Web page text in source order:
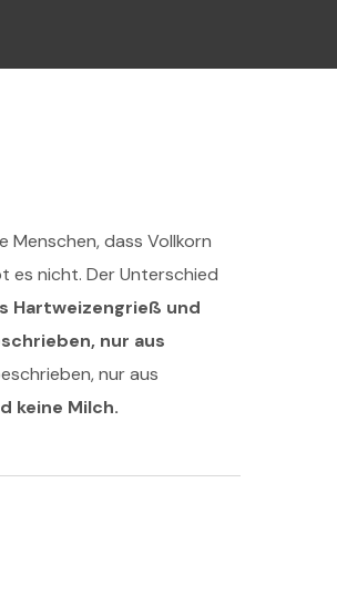
Menschen, dass Vollkorn
es nicht. Der Unterschied
Hartweizengrieß und
nur aus
nur aus
keine Milch.